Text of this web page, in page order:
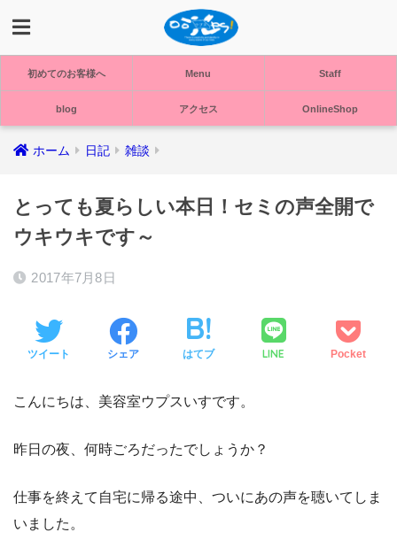
初めてのお客様へ Menu Staff
blog アクセス OnlineShop
ホーム 日記 雑談
とっても夏らしい本日！セミの声全開で
ウキウキです～
2017年7月8日
ツイート シェア はてブ LINE Pocket
こんにちは、美容室ウプスいすです。
昨日の夜、何時ごろだったでしょうか？
仕事を終えて自宅に帰る途中、ついにあの声を聴いてしま
いました。